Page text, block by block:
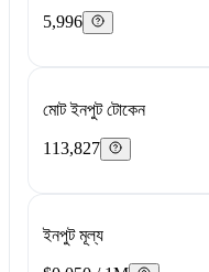
5,996
মোট ইনপুট টোকেন
113,827
ইনপুট মূল্য